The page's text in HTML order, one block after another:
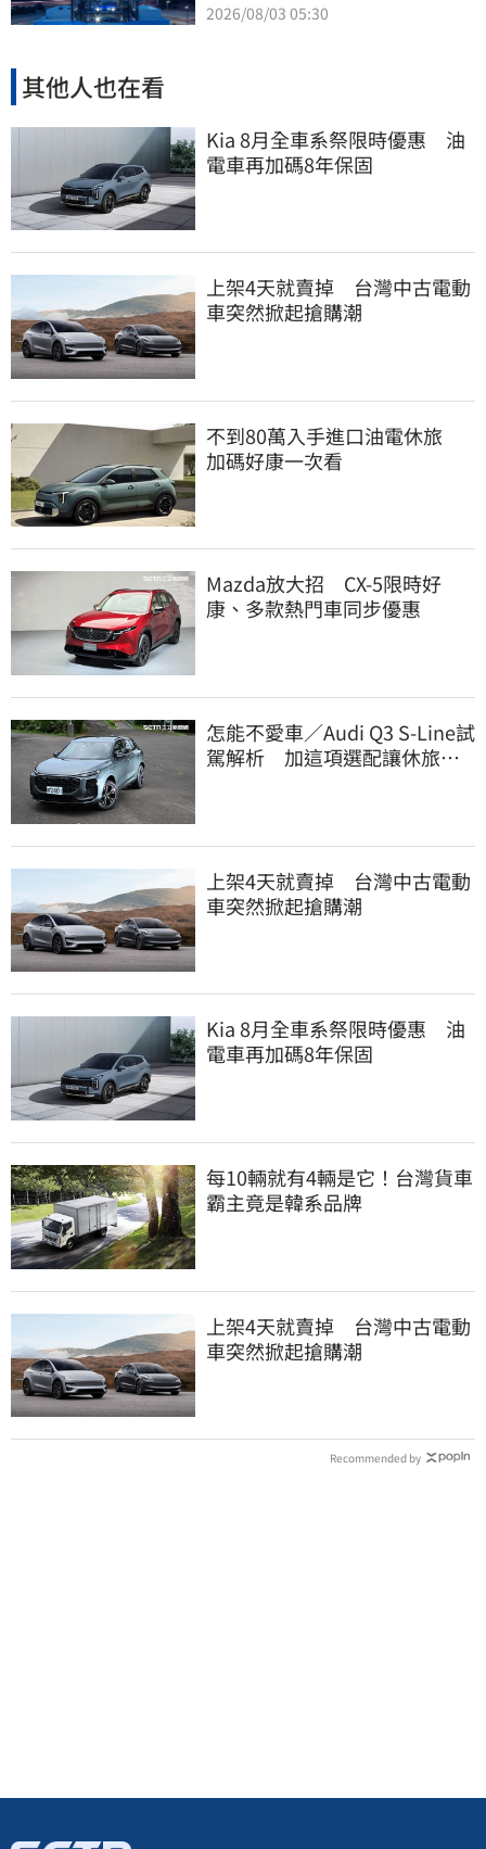
2026/08/03 05:30
其他人也在看
Kia 8月全車系祭限時優惠 油
電車再加碼8年保固
上架4天就賣掉 台灣中古電動
車突然掀起搶購潮
不到80萬入手進口油電休旅
加碼好康一次看
Mazda放大招 CX-5限時好
康、多款熱門車同步優惠
怎能不愛車／Audi Q3 S-Line試
駕解析 加這項選配讓休旅進
上架4天就賣掉 台灣中古電動
車突然掀起搶購潮
Kia 8月全車系祭限時優惠 油
電車再加碼8年保固
每10輛就有4輛是它！台灣貨車
霸主竟是韓系品牌
上架4天就賣掉 台灣中古電動
車突然掀起搶購潮
Recommended by